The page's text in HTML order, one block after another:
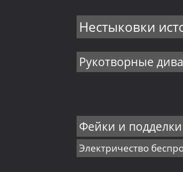
Нестыковки
Рукотворные
Фейки и
Электричество